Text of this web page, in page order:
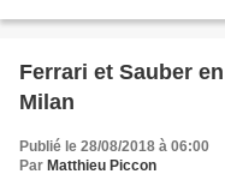
Ferrari et Sauber
Milan
Publié le 28/08/2018 à 06:00
Par Matthieu Piccon